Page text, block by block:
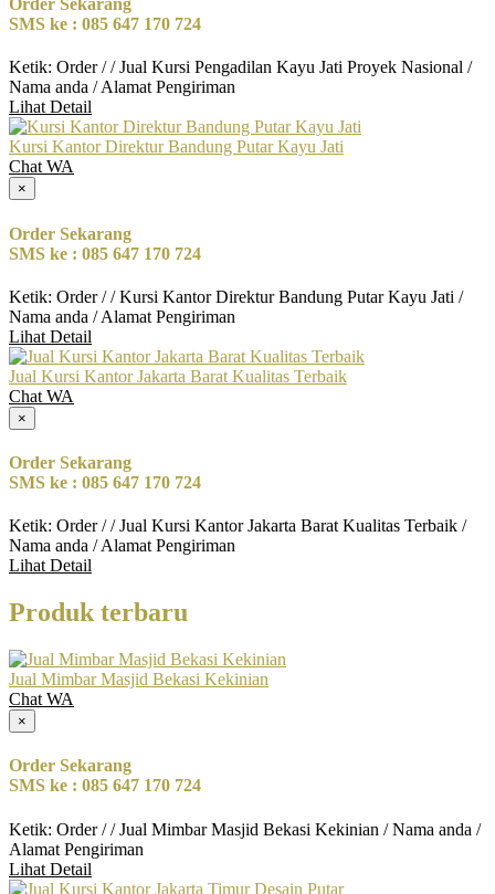
Order Sekarang
SMS ke : 085 647 170 724
Ketik: Order / / Jual Kursi Pengadilan Kayu Jati Proyek Nasional /
Nama anda / Alamat Pengiriman
Lihat Detail
Kursi Kantor Direktur Bandung Putar Kayu Jati
Chat WA
×
Order Sekarang
SMS ke : 085 647 170 724
Ketik: Order / / Kursi Kantor Direktur Bandung Putar Kayu Jati /
Nama anda / Alamat Pengiriman
Lihat Detail
Jual Kursi Kantor Jakarta Barat Kualitas Terbaik
Chat WA
×
Order Sekarang
SMS ke : 085 647 170 724
Ketik: Order / / Jual Kursi Kantor Jakarta Barat Kualitas Terbaik /
Nama anda / Alamat Pengiriman
Lihat Detail
Produk terbaru
Jual Mimbar Masjid Bekasi Kekinian
Chat WA
×
Order Sekarang
SMS ke : 085 647 170 724
Ketik: Order / / Jual Mimbar Masjid Bekasi Kekinian / Nama anda /
Alamat Pengiriman
Lihat Detail